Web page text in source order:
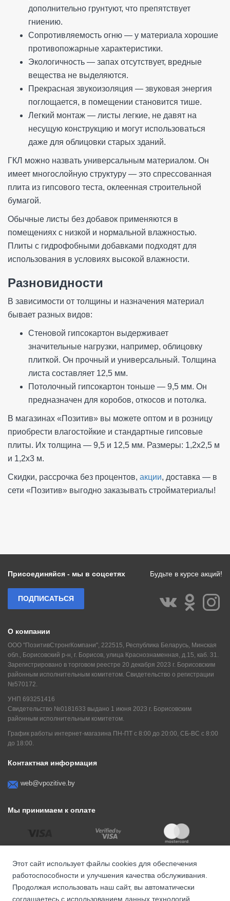
дополнительно грунтуют, что препятствует
гниению.
Сопротивляемость огню — у материала хорошие
противопожарные характеристики.
Экологичность — запах отсутствует, вредные
вещества не выделяются.
Прекрасная звукоизоляция — звуковая энергия
поглощается, в помещении становится тише.
Легкий монтаж — листы легкие, не давят на
несущую конструкцию и могут использоваться
даже для облицовки старых зданий.
ГКЛ можно назвать универсальным материалом. Он
имеет многослойную структуру — это спрессованная
плита из гипсового теста, оклеенная строительной
бумагой.
Обычные листы без добавок применяются в
помещениях с низкой и нормальной влажностью.
Плиты с гидрофобными добавками подходят для
использования в условиях высокой влажности.
Разновидности
В зависимости от толщины и назначения материал
бывает разных видов:
Стеновой гипсокартон выдерживает
значительные нагрузки, например, облицовку
плиткой. Он прочный и универсальный. Толщина
листа составляет 12,5 мм.
Потолочный гипсокартон тоньше — 9,5 мм. Он
предназначен для коробов, откосов и потолка.
В магазинах «Позитив» вы можете оптом и в розницу
приобрести влагостойкие и стандартные гипсовые
плиты. Их толщина — 9,5 и 12,5 мм. Размеры: 1,2х2,5 м
и 1,2х3 м.
Скидки, рассрочка без процентов, акции, доставка — в
сети «Позитив» выгодно заказывать стройматериалы!
Мы принимаем к оплате
Контактная информация
web@vpozitive.by
О компании
ООО "ПозитивСтронгКомпани", 222515, Республика Беларусь, Минская
обл., Борисовский р-н, г. Борисов, улица Краснознаменная, д.15, каб. 31.
Зарегистрировано в торговом реестре 20 декабря 2023 г. Борисовским
районным исполнительным комитетом. Свидетельство о регистрации
№570172.
УНП 693251416
Свидетельство №0181633 выдано 1 июня 2023 г. Борисовским
районным исполнительным комитетом.
График работы интернет-магазина ПН-ПТ с 8:00 до 20:00, СБ-ВС с 8:00
до 18:00.
Присоединяйся - мы в соцсетях Будьте в курсе акций!
ПОДПИСАТЬСЯ
Этот сайт использует файлы cookies для обеспечения
работоспособности и улучшения качества обслуживания.
Продолжая использовать наш сайт, вы автоматически
соглашаетесь с использованием данных технологий.